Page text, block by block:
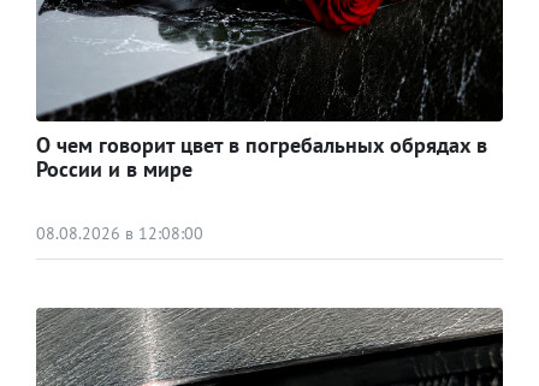
О чем говорит цвет в погребальных обрядах в
России и в мире
08.08.2026 в 12:08:00